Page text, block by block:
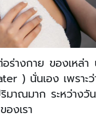
างกาย ของเหล่
) นั่นเอง เพราะ
าณมาก ระหว่าง
งเรา